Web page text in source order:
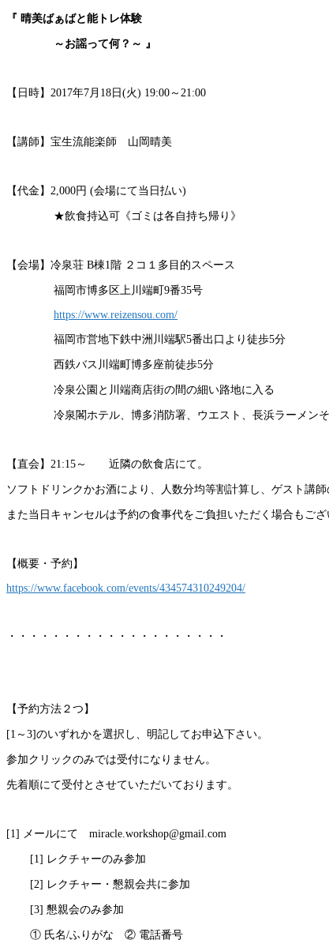
『 晴美ばぁばと能トレ体験
～お謡って何？～ 』
【日時】2017年7月18日(火) 19:00～21:00
【講師】宝生流能楽師 山岡晴美
【代金】2,000円 (会場にて当日払い)
★飲食持込可《ゴミは各自持ち帰り》
【会場】冷泉荘 B棟1階 ２コ１多目的スペース
福岡市博多区上川端町9番35号
https://www.reizensou.com/
福岡市営地下鉄中洲川端駅5番出口より徒歩5分
西鉄バス川端町博多座前徒歩5分
冷泉公園と川端商店街の間の細い路地に入る
冷泉閣ホテル、博多消防署、ウエスト、長浜ラーメンそ
【直会】21:15～ 近隣の飲食店にて。
ソフトドリンクかお酒により、人数分均等割計算し、ゲス ト講
また当日キャンセルは予約の食事代をご負担いただく場合もござ
【概要・予約】
https://www.facebook.com/events/434574310249204/
・・・・・・・・・・・・・・・・・・・・
【予約方法２つ】
[1～3]のいずれかを選択し、明記してお申込下さい。
参加クリックのみでは受付になりません。
先着順にて受付とさせていただいております。
[1] メールにて miracle.workshop@gmail.com
[1] レクチャーのみ参加
[2] レクチャー・懇親会共に参加
[3] 懇親会のみ参加
① 氏名/ふりがな ② 電話番号